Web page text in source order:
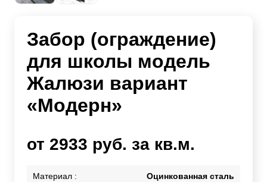
Забор (ограждение)
для школы модель
Жалюзи вариант
«Модерн»
от 2933 руб. за кв.м.
Материал : Оцинкованная сталь